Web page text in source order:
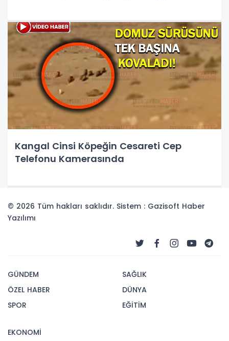
Kangal Cinsi Köpeğin Cesareti Cep
Telefonu Kamerasında
© 2026 Tüm hakları saklıdır. Sistem : Gazisoft Haber
Yazılımı
GÜNDEM
ÖZEL HABER
SPOR
SAĞLIK
DÜNYA
EĞİTİM
EKONOMİ